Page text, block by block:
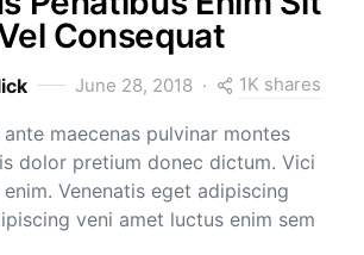
Consequat
June 28, 2018 1K shares
maecenas pulvinar montes
dolor pretium donec dictum. Vici
Venenatis eget adipiscing
veni amet luctus enim sem